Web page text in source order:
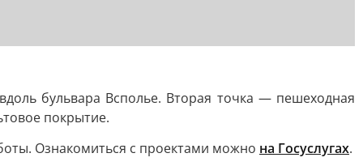
бульвара Всполье. Вторая точка — пешеходная
покрытие.
Ознакомиться с проектами можно на Госуслугах.